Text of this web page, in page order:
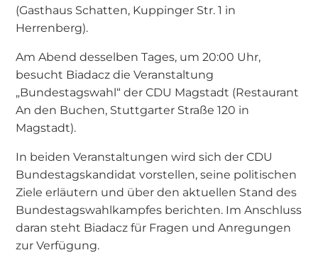
(Gasthaus Schatten, Kuppinger Str. 1 in
Herrenberg).
Am Abend desselben Tages, um 20:00 Uhr,
besucht Biadacz die Veranstaltung
„Bundestagswahl“ der CDU Magstadt (Restaurant
An den Buchen, Stuttgarter Straße 120 in
Magstadt).
In beiden Veranstaltungen wird sich der CDU
Bundestagskandidat vorstellen, seine politischen
Ziele erläutern und über den aktuellen Stand des
Bundestagswahlkampfes berichten. Im Anschluss
daran steht Biadacz für Fragen und Anregungen
zur Verfügung.